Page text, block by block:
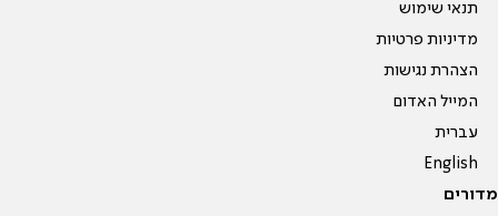
תנאי שימוש
מדיניות פרטיות
הצהרת נגישות
המייל האדום
עברית
English
מדורים